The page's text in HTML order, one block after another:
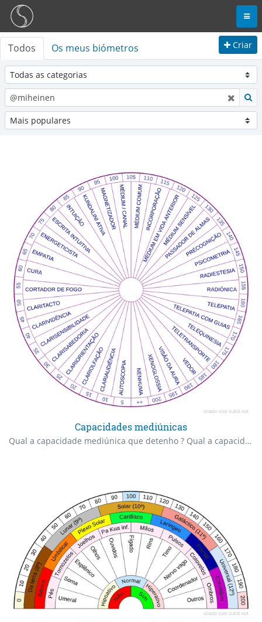
Todos Os meus biómetros Criar
Capacidades mediúnicas
Qual a capacidade mediúnica que detenho ? Qual a capacidade "clari" de que disponho ? Qual é a minha primeira capacidade mediúnica ?